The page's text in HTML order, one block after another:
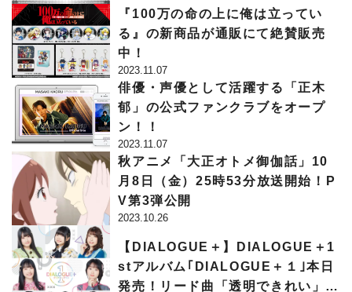
『100万の命の上に俺は立ってい
る』の新商品が通販にて絶賛販売
中！
2023.11.07
俳優・声優として活躍する「正木
郁」の公式ファンクラブをオープ
ン！！
2023.11.07
秋アニメ「大正オトメ御伽話」10
月8日（金）25時53分放送開始！P
V第3弾公開
2023.10.26
【DIALOGUE＋】DIALOGUE＋1
stアルバム｢DIALOGUE＋１｣本日
発売！リード曲「透明できれい」M